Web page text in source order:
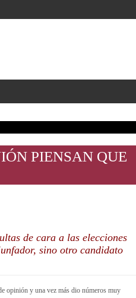
PIENSAN QUE
de cara a las elecciones
sino otro candidato
opinión y una vez más dio números muy